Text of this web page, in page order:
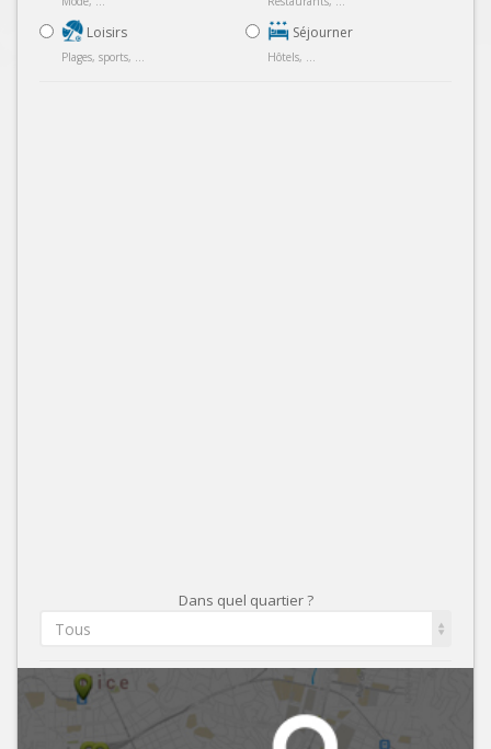
Loisirs
Plages, sports, ...
Séjourner
Hôtels, ...
Dans quel quartier ?
Tous